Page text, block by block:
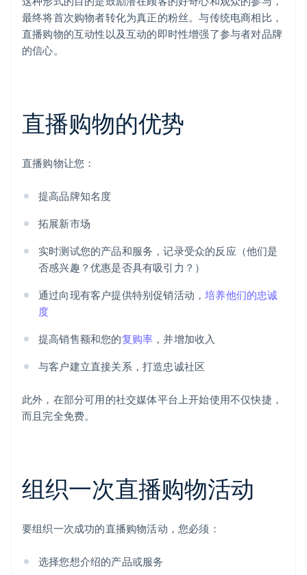
最终将首次购物者转化为真正的粉丝。与传统电商相比，
直播购物的互动性以及互动的即时性增强了参与者对品牌
的信心。
直播购物的优势
直播购物让您：
提高品牌知名度
拓展新市场
实时测试您的产品和服务，记录受众的反应（他们是
否感兴趣？优惠是否具有吸引力？）
通过向现有客户提供特别促销活动，培养他们的忠诚
度
提高销售额和您的复购率 ，并增加收入
与客户建立直接关系，打造忠诚社区
此外，在部分可用的社交媒体平台上开始使用不仅快捷，
而且完全免费。
组织一次直播购物活动
要组织一次成功的直播购物活动，您必须：
选择您想介绍的产品或服务